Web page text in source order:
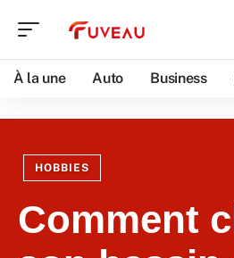
À la une Auto Business
HOBBIES
Comment